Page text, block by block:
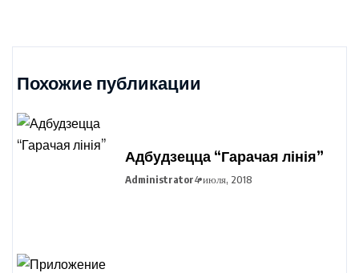
Похожие публикации
Адбудзецца “Гарачая лінія”
Administrator4 июля, 2018